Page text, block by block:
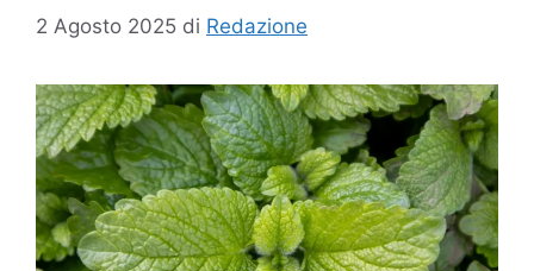
2 Agosto 2025 di Redazione